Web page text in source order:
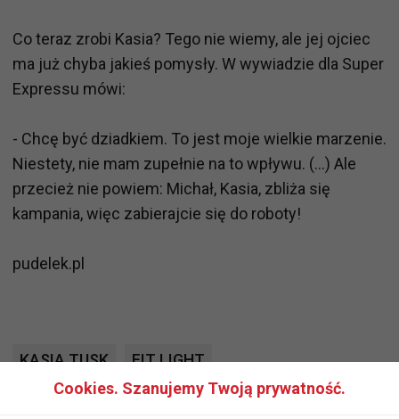
Co teraz zrobi Kasia? Tego nie wiemy, ale jej ojciec
ma już chyba jakieś pomysły. W wywiadzie dla Super
Expressu mówi:
- Chcę być dziadkiem. To jest moje wielkie marzenie.
Niestety, nie mam zupełnie na to wpływu. (...) Ale
przecież nie powiem: Michał, Kasia, zbliża się
kampania, więc zabierajcie się do roboty!
pudelek.pl
KASIA TUSK
FIT LIGHT
Cookies. Szanujemy Twoją prywatność.